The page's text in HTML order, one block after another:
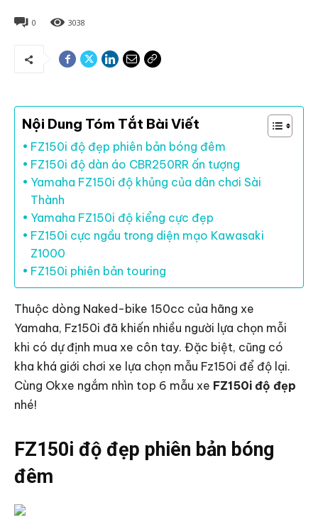
0 3038
Nội Dung Tóm Tắt Bài Viết
FZ150i độ đẹp phiên bản bóng đêm
FZ150i độ dàn áo CBR250RR ấn tượng
Yamaha FZ150i độ khủng của dân chơi Sài
Thành
Yamaha FZ150i độ kiểng cực đẹp
FZ150i cực ngầu trong diện mạo Kawasaki
Z1000
FZ150i phiên bản touring
Thuộc dòng Naked-bike 150cc của hãng xe
Yamaha, Fz150i đã khiến nhiều người lựa chọn mỗi
khi có dự định mua xe côn tay. Đặc biệt, cũng có
kha khá giới chơi xe lựa chọn mẫu Fz150i để độ lại.
Cùng Okxe ngắm nhìn top 6 mẫu xe FZ150i độ đẹp
nhé!
FZ150i độ đẹp phiên bản bóng
đêm